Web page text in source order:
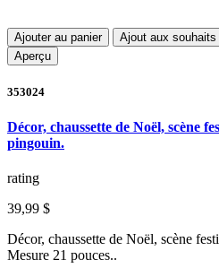
Ajouter au panier Ajout aux souhaits
Aperçu
353024
Décor, chaussette de Noël, scène
pingouin.
rating
39,99 $
Décor, chaussette de Noël, scène
Mesure 21 pouces..